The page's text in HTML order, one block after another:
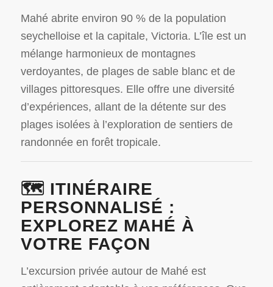
Mahé abrite environ 90 % de la population
seychelloise et la capitale, Victoria. L’île est un
mélange harmonieux de montagnes
verdoyantes, de plages de sable blanc et de
villages pittoresques. Elle offre une diversité
d’expériences, allant de la détente sur des
plages isolées à l’exploration de sentiers de
randonnée en forêt tropicale.
🗺️ ITINÉRAIRE
PERSONNALISÉ :
EXPLOREZ MAHÉ À
VOTRE FAÇON
L’excursion privée autour de Mahé est